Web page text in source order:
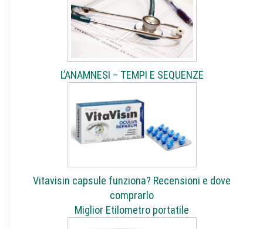
L’ANAMNESI – TEMPI E SEQUENZE
Vitavisin capsule funziona? Recensioni e dove
comprarlo
Miglior Etilometro portatile